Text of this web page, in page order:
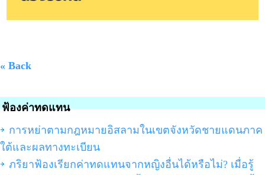
« Back
ฟ้องค่าทดแทน
การหย่าตามกฎหมายอิสลามในเขตจังหวัดชายแดนภาค
ใต้และผลทางทะเบียน
ภริยาฟ้องเรียกค่าทดแทนจากหญิงอื่นได้หรือไม่? เมื่อรู้